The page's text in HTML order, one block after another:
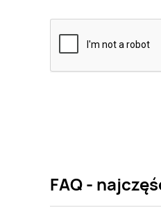
FAQ -